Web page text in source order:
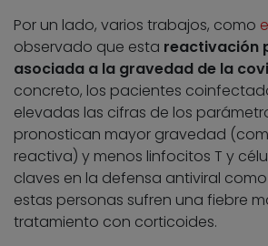
Por un lado, varios trabajos, como
observado que esta reactivación
asociada a la gravedad de la
concreto, los pacientes
elevadas las cifras de los
pronostican mayor gravedad
reactiva) y menos linfocitos T y
claves en la defensa antiviral como
estas personas sufren una fiebre
tratamiento con corticoides.